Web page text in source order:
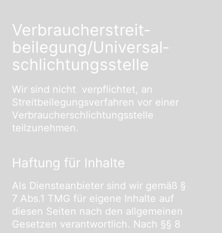
Verbraucher­streit­
beilegung/Universal­
schlichtungs­stelle
Wir sind nicht verpflichtet, an
Streitbeilegungsverfahren vor einer
Verbraucherschlichtungsstelle
teilzunehmen.
Haftung für Inhalte
Als Diensteanbieter sind wir gemäß §
7 Abs.1 TMG für eigene Inhalte auf
diesen Seiten nach den allgemeinen
Gesetzen verantwortlich. Nach §§ 8